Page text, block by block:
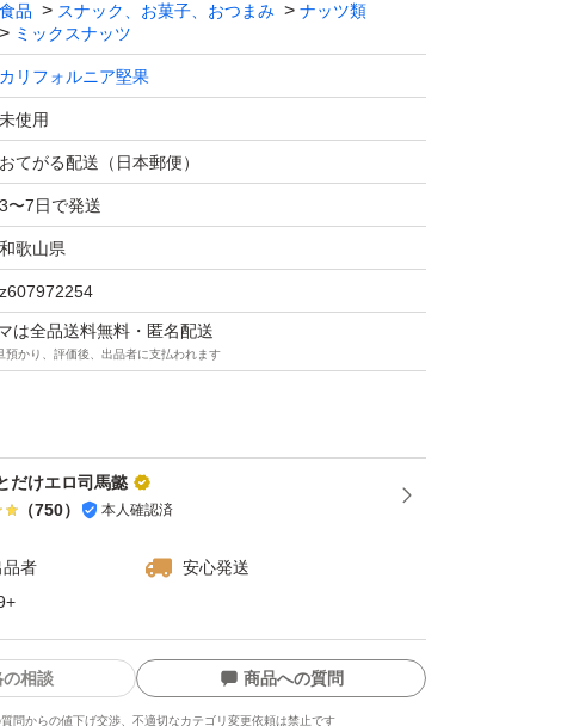
が長持ちするアメリカ産ハイオレイックピーナ
塩・保存料 不使用で添加物を使わず、ナッツ本
ッとした食感と自然な甘み。
まま宅配用のビニール袋に入れ、ゆうパケット
たします。
クスナッツ
使用
日光、高温多湿を避け、涼しい場所に保管して
食品 スナック、お菓子、おつまみ
ナッツ類
ミックスナッツ
カリフォルニア堅果
未使用
おてがる配送（日本郵便）
3〜7日で発送
和歌山県
z607972254
は全品送料無料・匿名配送
預かり、評価後、出品者に支払われます
だけエロ司馬懿
（750） 本人確認済
品者
安心発送
相談 商品への質問
問からの値下げ交渉、不適切なカテゴリ変更依頼は禁止です